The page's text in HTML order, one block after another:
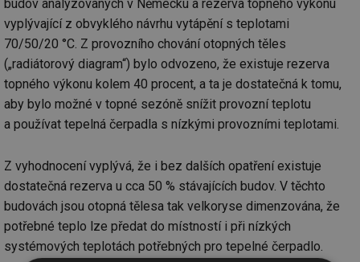
budov analyzovaných v Německu a rezerva topného výkonu
vyplývající z obvyklého návrhu vytápění s teplotami
70/50/20 °C. Z provozního chování otopných těles
(„radiátorový diagram“) bylo odvozeno, že existuje rezerva
topného výkonu kolem 40 procent, a ta je dostatečná k tomu,
aby bylo možné v topné sezóně snížit provozní teplotu
a používat tepelná čerpadla s nízkými provozními teplotami.
Z vyhodnocení vyplývá, že i bez dalších opatření existuje
dostatečná rezerva u cca 50 % stávajících budov. V těchto
budovách jsou otopná tělesa tak velkoryse dimenzována, že
potřebné teplo lze předat do místností i při nízkých
systémových teplotách potřebných pro tepelné čerpadlo.